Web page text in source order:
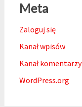
Meta
Zaloguj się
Kanał wpisów
Kanał komentarzy
WordPress.org